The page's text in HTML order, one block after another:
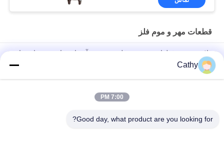
قطعات مهر و موم فلز
قلاب بر روی قطعات مهر زنی فلزی سیستم آویزان برای پرده های نوار
پی وی سی
قطعات پرتاب فلزی
قطعات استامپ فلزی Hasp قفل سخت افزار صنعتی کابینت قفل
Cathy
7:00 PM
Good day, what product are you looking for?